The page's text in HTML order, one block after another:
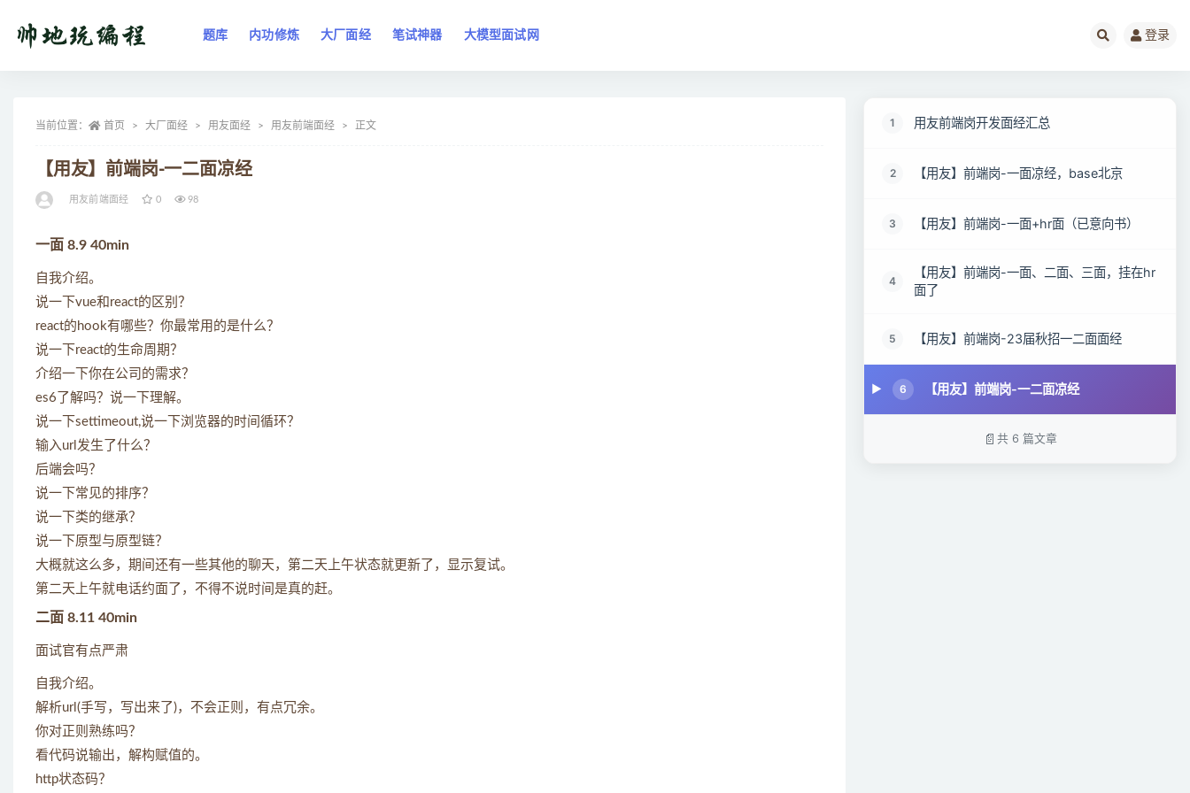
题库 内功修炼 大厂面经 笔试神器 大模型面试网 登录
当前位置： 首页 大厂面经 用友面经 用友前端面经 正文
【用友】前端岗-一二面凉经
用友前端面经 0 98
一面 8.9 40min
自我介绍。
说一下vue和react的区别？
react的hook有哪些？你最常用的是什么？
说一下react的生命周期？
介绍一下你在公司的需求？
es6了解吗？说一下理解。
说一下settimeout,说一下浏览器的时间循环？
输入url发生了什么？
后端会吗？
说一下常见的排序？
说一下类的继承？
说一下原型与原型链？
大概就这么多，期间还有一些其他的聊天，第二天上午状态就更新了，显示复试。
第二天上午就电话约面了，不得不说时间是真的赶。
二面 8.11 40min
面试官有点严肃
自我介绍。
解析url(手写，写出来了)，不会正则，有点冗余。
你对正则熟练吗？
看代码说输出，解构赋值的。
http状态码？
1 用友前端岗开发面经汇总
2 【用友】前端岗-一面凉经，base北京
3 【用友】前端岗-一面+hr面（已意向书）
4
【用友】前端岗-一面、二面、三面，挂在hr
面了
5 【用友】前端岗-23届秋招一二面面经
6 【用友】前端岗-一二面凉经
共 6 篇文章